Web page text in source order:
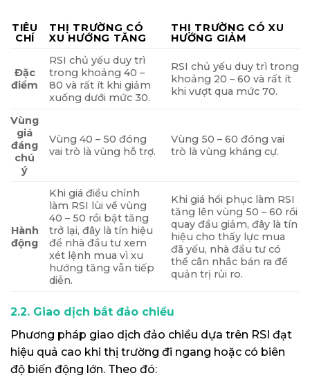
TIÊU
CHÍ
THỊ TRƯỜNG CÓ
XU HƯỚNG TĂNG
THỊ TRƯỜNG CÓ XU
HƯỚNG GIẢM
Đặc
điểm
RSI chủ yếu duy trì
trong khoảng 40 –
80 và rất ít khi giảm
xuống dưới mức 30.
RSI chủ yếu duy trì trong
khoảng 20 – 60 và rất ít
khi vượt qua mức 70.
Vùng
giá
đáng
chú
ý
Vùng 40 – 50 đóng
vai trò là vùng hỗ trợ.
Vùng 50 – 60 đóng vai
trò là vùng kháng cự.
Hành
động
Khi giá điều chỉnh
làm RSI lùi về vùng
40 – 50 rồi bật tăng
trở lại, đây là tín hiệu
để nhà đầu tư xem
xét lệnh mua vì xu
hướng tăng vẫn tiếp
diễn.
Khi giá hồi phục làm RSI
tăng lên vùng 50 – 60 rồi
quay đầu giảm, đây là tín
hiệu cho thấy lực mua
đã yếu, nhà đầu tư có
thể cân nhắc bán ra để
quản trị rủi ro.
2.2. Giao dịch bắt đảo chiều
Phương pháp giao dịch đảo chiều dựa trên RSI đạt
hiệu quả cao khi thị trường đi ngang hoặc có biên
độ biến động lớn. Theo đó: